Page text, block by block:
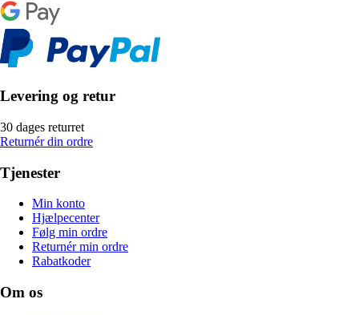
Levering og retur
30 dages returret
Returnér din ordre
Tjenester
Min konto
Hjælpecenter
Følg min ordre
Returnér min ordre
Rabatkoder
Om os